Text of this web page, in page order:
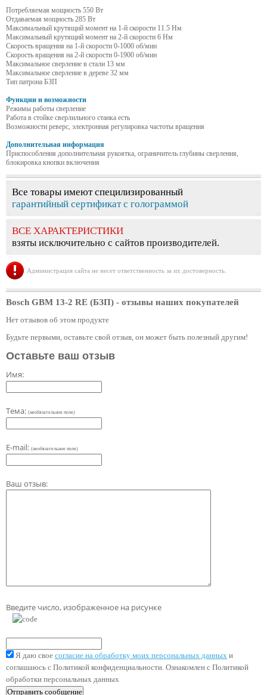
Потребляемая мощность 550 Вт
Отдаваемая мощность 285 Вт
Максимальный крутящий момент на 1-й скорости 11.5 Нм
Максимальный крутящий момент на 2-й скорости 6 Нм
Скорость вращения на 1-й скорости 0-1000 об/мин
Скорость вращения на 2-й скорости 0-1900 об/мин
Максимальное сверление в стали 13 мм
Максимальное сверление в дереве 32 мм
Тип патрона БЗП
Функции и возможности
Режимы работы сверление
Работа в стойке сверлильного станка есть
Возможности реверс, электронная регулировка частоты вращения
Дополнительная информация
Приспособления дополнительная рукоятка, ограничитель глубины сверления,
блокировка кнопки включения
Все товары имеют специлизированный
гарантийный сертификат с голограммой
ВСЕ ХАРАКТЕРИСТИКИ
взяты исключительно с сайтов производителей.
Администрация сайта не несет ответственность за их достоверность.
Bosch GBM 13-2 RE (БЗП) - отзывы наших покупателей
Нет отзывов об этом продукте
Будьте первыми, оставьте свой отзыв, он может быть полезный другим!
Оставьте ваш отзыв
Имя:
Тема: (необязательное поле)
E-mail: (необязательное поле)
Ваш отзыв:
Введите число, изображенное на рисунке
Я даю свое согласие на обработку моих персональных данных и
соглашаюсь с Политикой конфиденциальности. Ознакомлен с Политикой
обработки персональных данных